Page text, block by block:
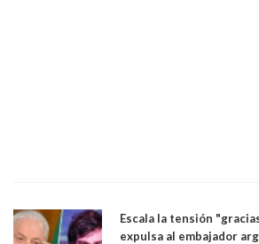
Escala la tensión
expulsa al embajador